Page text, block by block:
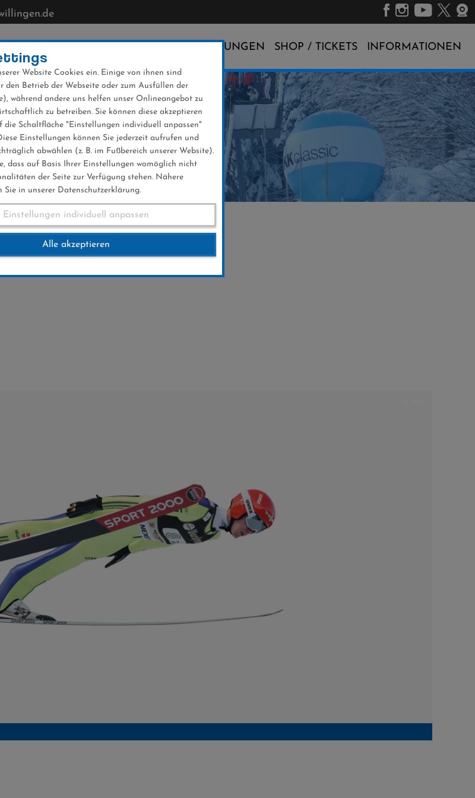
VERANSTALTUNGEN SHOP / TICKETS INFORMATIONEN
Juli 2018
Cup Juli 2018
Website Cookies ein. Einige von ihnen sind
den Betrieb der Webseite oder zum Ausfüllen der
während andere uns helfen unser Onlineangebot zu
zu betreiben. Sie können diese akzeptieren
die Schaltfläche "Einstellungen individuell anpassen"
Einstellungen können Sie jederzeit aufrufen und
abwählen (z. B. im Fußbereich unserer Website).
dass auf Basis Ihrer Einstellungen womöglich nicht
der Seite zur Verfügung stehen. Nähere
Sie in unserer Datenschutzerklärung.
Einstellungen individuell anpassen
Alle akzeptieren